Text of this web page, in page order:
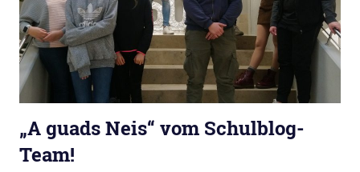
„A guads Neis“ vom Schulblog-
Team!